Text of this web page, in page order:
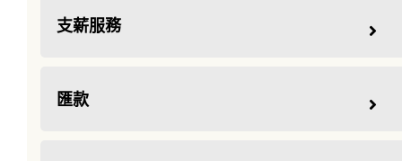
支薪服務
匯款